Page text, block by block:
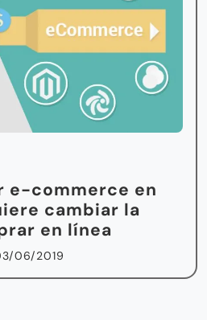
e-commerce en
cambiar la
en línea
06/2019